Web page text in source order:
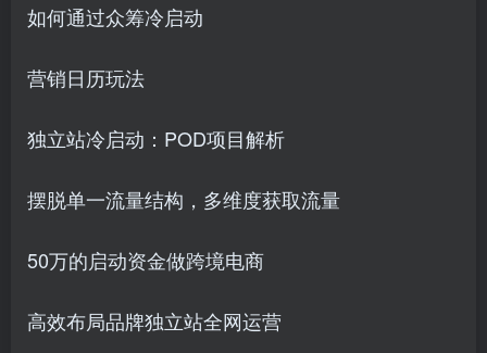
如何通过众筹冷启动
营销日历玩法
独立站冷启动：POD项目解析
摆脱单一流量结构，多维度获取流量
50万的启动资金做跨境电商
高效布局品牌独立站全网运营